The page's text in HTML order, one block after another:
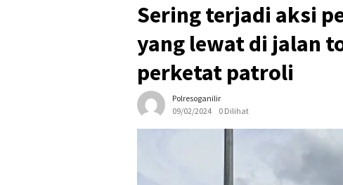
Sering terjadi aksi
yang lewat di jalan
perketat patroli
Polresoganilir
09/02/2024
0 Dilihat